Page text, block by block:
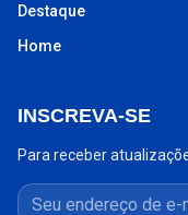
Destaque
Home
INSCREVA-SE
Para receber
Seu endereço de e-mail